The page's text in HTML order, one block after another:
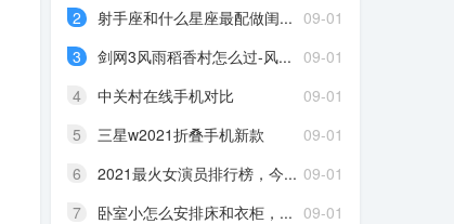
09-01
2
射手座和什么星座最配做闺...
09-01
3
剑网3风雨稻香村怎么过-风...
09-01
4
中关村在线手机对比
09-01
5
三星w2021折叠手机新款
09-01
6
2021最火女演员排行榜，今...
09-01
7
卧室小怎么安排床和衣柜，...